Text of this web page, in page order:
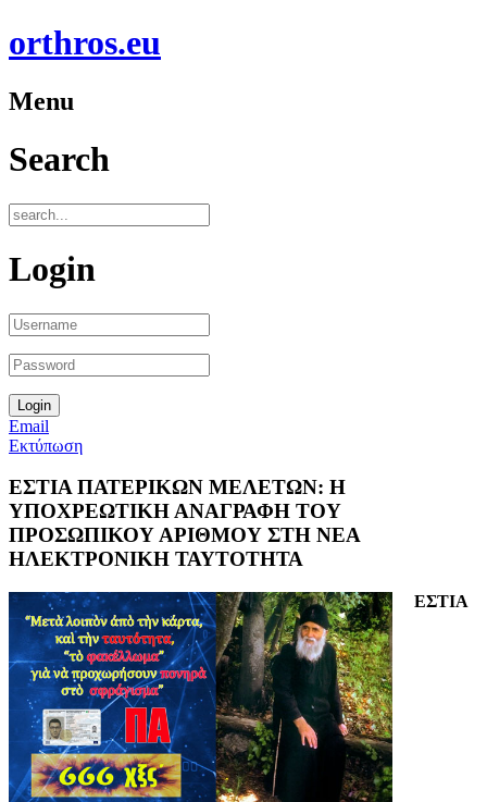
orthros.eu
Menu
Search
Login
Email
Εκτύπωση
ΕΣΤΙΑ ΠΑΤΕΡΙΚΩΝ ΜΕΛΕΤΩΝ: Η
ΥΠΟΧΡΕΩΤΙΚΗ ΑΝΑΓΡΑΦΗ ΤΟΥ
ΠΡΟΣΩΠΙΚΟΥ ΑΡΙΘΜΟΥ ΣΤΗ ΝΕΑ
ΗΛΕΚΤΡΟΝΙΚΗ ΤΑΥΤΟΤΗΤΑ
ΕΣΤΙΑ